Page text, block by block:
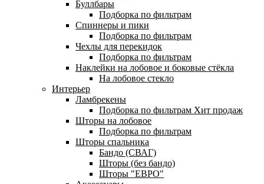
Буллбары
Подборка по фильтрам
Спиннеры и пики
Подборка по фильтрам
Чехлы для перекидок
Подборка по фильтрам
Наклейки на лобовое и боковые стёкла
На лобовое стекло
Интерьер
Ламбрекены
Подборка по фильтрам Хит продаж
Шторы на лобовое
Подборка по фильтрам
Шторы спальника
Бандо (СВАГ)
Шторы (без бандо)
Шторы "ЕВРО"